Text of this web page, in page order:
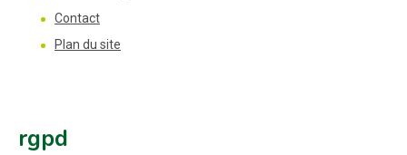
Contact
Plan du site
rgpd